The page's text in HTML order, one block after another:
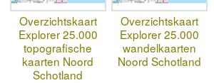
Overzichtskaart
Explorer 25.000
topografische
kaarten Noord
Schotland
Overzichtskaart
Explorer 25.000
wandelkaarten
Noord Schotland